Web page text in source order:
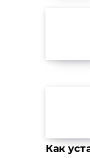
Как